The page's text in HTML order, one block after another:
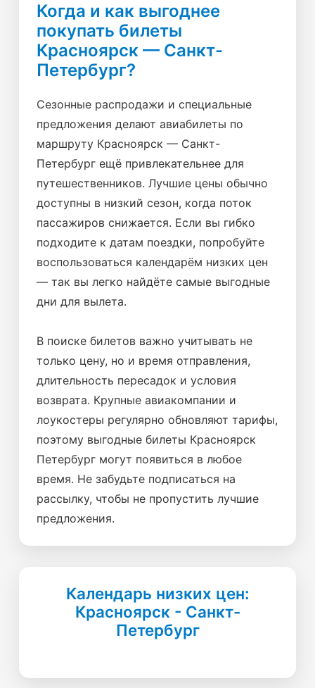
Когда и как выгоднее
покупать билеты
Красноярск — Санкт-
Петербург?
Сезонные распродажи и специальные
предложения делают авиабилеты по
маршруту Красноярск — Санкт-
Петербург ещё привлекательнее для
путешественников. Лучшие цены обычно
доступны в низкий сезон, когда поток
пассажиров снижается. Если вы гибко
подходите к датам поездки, попробуйте
воспользоваться календарём низких цен
— так вы легко найдёте самые выгодные
дни для вылета.
В поиске билетов важно учитывать не
только цену, но и время отправления,
длительность пересадок и условия
возврата. Крупные авиакомпании и
лоукостеры регулярно обновляют тарифы,
поэтому выгодные билеты Красноярск
Петербург могут появиться в любое
время. Не забудьте подписаться на
рассылку, чтобы не пропустить лучшие
предложения.
Календарь низких цен:
Красноярск - Санкт-
Петербург